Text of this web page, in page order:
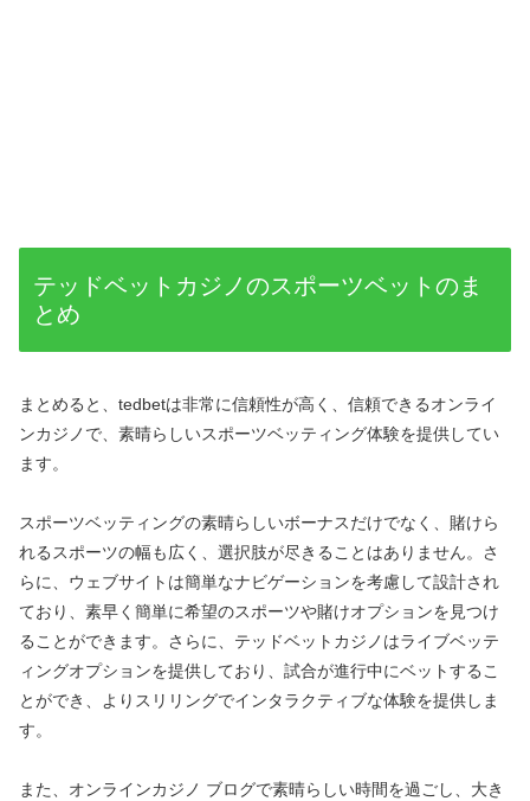
テッドベットカジノのスポーツベットのま
とめ
まとめると、tedbetは非常に信頼性が高く、信頼できるオンライ
ンカジノで、素晴らしいスポーツベッティング体験を提供してい
ます。
スポーツベッティングの素晴らしいボーナスだけでなく、賭けら
れるスポーツの幅も広く、選択肢が尽きることはありません。さ
らに、ウェブサイトは簡単なナビゲーションを考慮して設計され
ており、素早く簡単に希望のスポーツや賭けオプションを見つけ
ることができます。さらに、テッドベットカジノはライブベッテ
ィングオプションを提供しており、試合が進行中にベットするこ
とができ、よりスリリングでインタラクティブな体験を提供しま
す。
また、オンラインカジノ ブログで素晴らしい時間を過ごし、大き